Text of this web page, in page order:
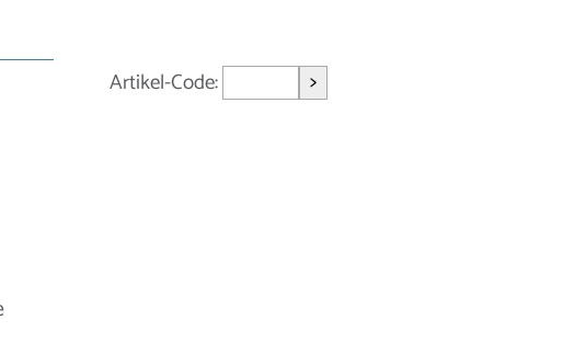
Artikel-Code: >